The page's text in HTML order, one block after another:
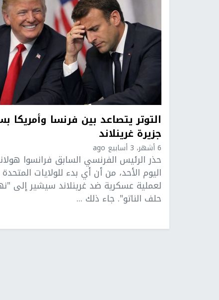
التوتر يتصاعد بين فرنسا وأمريكا
جزيرة غرينلاند
6 أشهر، 3 أسابيع ago
حذر الرئيس الفرنسي السابق فرانسوا
اليوم الأحد، من أن أي بدء للولايات المتحدة
لعملية عسكرية ضد غرينلاند سيشير إلى
حلف الناتو". جاء ذلك ...